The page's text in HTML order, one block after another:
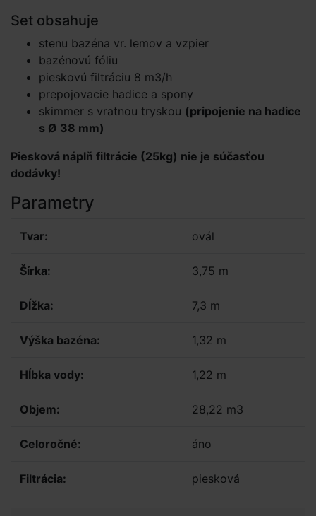
Set obsahuje
stenu bazéna vr. lemov a vzpier
bazénovú fóliu
pieskovú filtráciu 8 m3/h
prepojovacie hadice a spony
skimmer s vratnou tryskou (pripojenie na hadice
s Ø 38 mm)
Piesková náplň filtrácie (25kg) nie je súčasťou
dodávky!
Parametry
Tvar: ovál
Šírka: 3,75 m
Dĺžka: 7,3 m
Výška bazéna: 1,32 m
Hĺbka vody: 1,22 m
Objem: 28,22 m3
Celoročné: áno
Filtrácia: piesková